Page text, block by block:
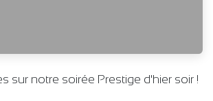
sur notre soirée Prestige d'hier soir !